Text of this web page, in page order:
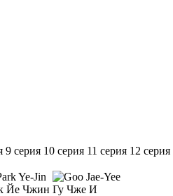
9 серия 10 серия 11 серия 12 серия
Йе Чжин Гу Чже И